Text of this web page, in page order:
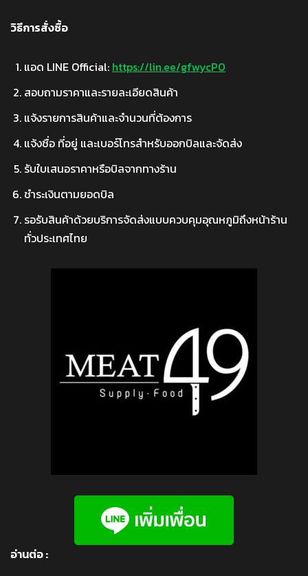
วิธีการสั่งซื้อ
แอด LINE Official: https://lin.ee/gfwycP0
สอบถามราคาและรายละเอียดสินค้า
แจ้งรายการสินค้าและจำนวนที่ต้องการ
แจ้งชื่อ ที่อยู่ และเบอร์โทรสำหรับออกบิลและจัดส่ง
รับใบเสนอราคาหรือบิลจากทางร้าน
ชำระเงินตามยอดบิล
รอรับสินค้าด้วยบริการจัดส่งแบบควบคุมอุณหภูมิถึงหน้าร้าน
ทั่วประเทศไทย
อ่านต่อ :